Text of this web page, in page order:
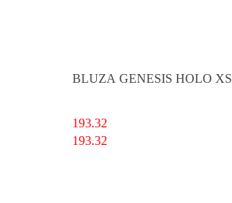
BLUZA GENESIS HOLO XS
193.32
193.32